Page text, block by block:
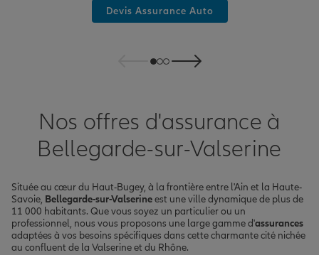
Devis Assurance Auto
Nos offres d'assurance à
Bellegarde-sur-Valserine
Située au cœur du Haut-Bugey, à la frontière entre l'Ain et la Haute-
Savoie, Bellegarde-sur-Valserineest une ville dynamique de plus de
11 000 habitants. Que vous soyez un particulier ou un
professionnel, nous vous proposons une large gamme d'assurances
adaptées à vos besoins spécifiques dans cette charmante cité nichée
au confluent de la Valserine et du Rhône.